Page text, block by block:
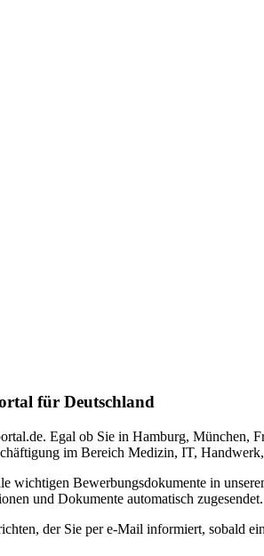
für Deutschland
Egal ob Sie in Hamburg,
im Bereich Medizin, IT,
wichtigen Bewerbungsdokumente in
und Dokumente automatisch zugesendet.
der Sie per e-Mail informiert, sobald